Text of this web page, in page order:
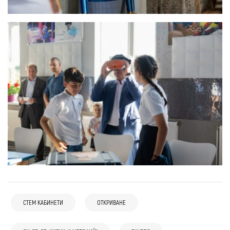
СТЕМ КАБИНЕТИ ОТКРИВАНЕ